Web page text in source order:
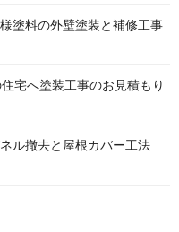
塗料の外壁塗装と補修工事
宅へ塗装工事のお見積もり
ル撤去と屋根カバー工法